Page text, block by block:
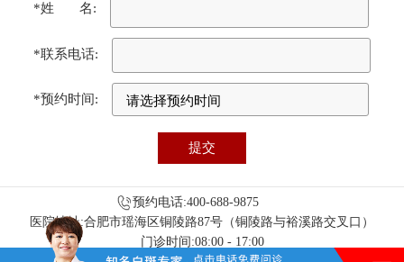
*姓 名:
*联系电话:
*预约时间:
预约电话:400-688-9875
医院地址:合肥市瑶海区铜陵路87号（铜陵路与裕溪路交叉口）
门诊时间:08:00 - 17:00